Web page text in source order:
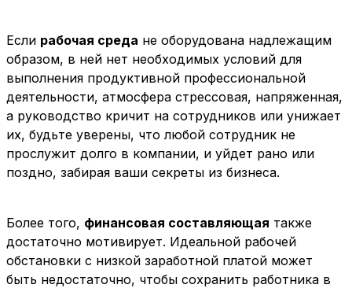
Если рабочая среда не оборудована надлежащим
образом, в ней нет необходимых условий для
выполнения продуктивной профессиональной
деятельности, атмосфера стрессовая, напряженная,
а руководство кричит на сотрудников или унижает
их, будьте уверены, что любой сотрудник не
прослужит долго в компании, и уйдет рано или
поздно, забирая ваши секреты из бизнеса.
Более того, финансовая составляющая также
достаточно мотивирует. Идеальной рабочей
обстановки с низкой заработной платой может
быть недостаточно, чтобы сохранить работника в